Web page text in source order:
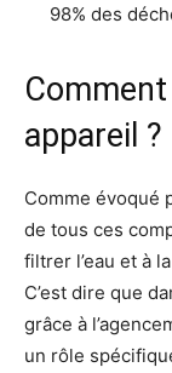
98% des
appareil ?
Comme évoqué
de tous ces
filtrer l’eau et à
C’est dire que
grâce à
un rôle